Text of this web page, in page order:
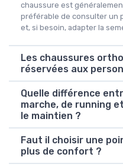
chaussure est
préférable de consulter un
et, si besoin, adapter la
Les chaussures
réservées aux
Quelle différence
marche, de running
le maintien ?
Faut il choisir une
plus de confort ?